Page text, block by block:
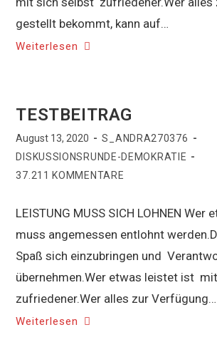
gestellt bekommt, kann auf…
Weiterlesen
TESTBEITRAG
August 13, 2020
S_ANDRA270376
DISKUSSIONSRUNDE-DEMOKRATIE
37.211 KOMMENTARE
LEISTUNG MUSS SICH LOHNEN Wer
muss angemessen entlohnt
Spaß sich einzubringen und
übernehmen.Wer etwas leistet ist
zufriedener.Wer alles zur Verfügung…
Weiterlesen